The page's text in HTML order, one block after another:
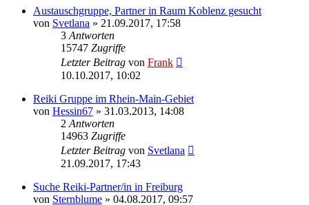
Austauschgruppe, Partner in Raum Koblenz gesucht
von Svetlana » 21.09.2017, 17:58
3 Antworten
15747 Zugriffe
Letzter Beitrag von Frank
10.10.2017, 10:02
Reiki Gruppe im Rhein-Main-Gebiet
von Hessin67 » 31.03.2013, 14:08
2 Antworten
14963 Zugriffe
Letzter Beitrag von Svetlana
21.09.2017, 17:43
Suche Reiki-Partner/in in Freiburg
von Sternblume » 04.08.2017, 09:57